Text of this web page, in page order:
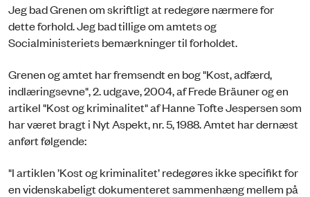
Jeg bad Grenen om skriftligt at redegøre nærmere for
dette forhold. Jeg bad tillige om amtets og
Socialministeriets bemærkninger til forholdet.
Grenen og amtet har fremsendt en bog "Kost, adfærd,
indlæringsevne", 2. udgave, 2004, af Frede Bräuner og en
artikel "Kost og kriminalitet" af Hanne Tofte Jespersen som
har været bragt i Nyt Aspekt, nr. 5, 1988. Amtet har dernæst
anført følgende:
"I artiklen ’Kost og kriminalitet’ redegøres ikke specifikt for
en videnskabeligt dokumenteret sammenhæng mellem på